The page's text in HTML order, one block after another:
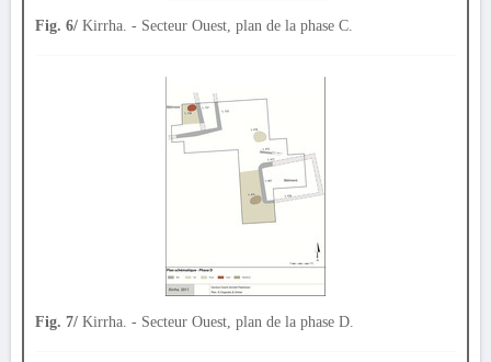
Fig. 6/ Kirrha. - Secteur Ouest, plan de la phase C.
Fig. 7/ Kirrha. - Secteur Ouest, plan de la phase D.